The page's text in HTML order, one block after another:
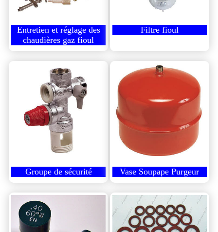
Entretien et réglage des
chaudières gaz fioul
Filtre fioul
Groupe de sécurité Vase Soupape Purgeur